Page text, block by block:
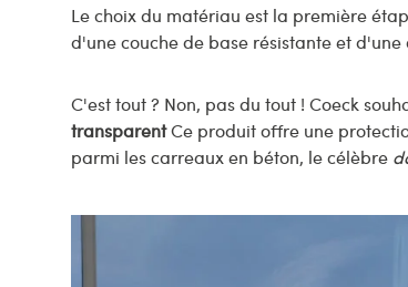
Le choix du matériau est la première
d'une couche de base résistante et
C'est tout ? Non, pas du tout ! Coeck
transparentCe produit offre une
parmi les carreaux en béton, le célèbre